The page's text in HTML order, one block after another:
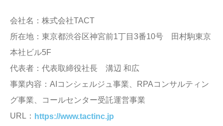
会社名：株式会社TACT
所在地：東京都渋谷区神宮前1丁目3番10号 田村駒東京
本社ビル5F
代表者：代表取締役社長 溝辺 和広
事業内容：AIコンシェルジュ事業、RPAコンサルティン
グ事業、コールセンター受託運営事業
URL： https://www.tactinc.jp